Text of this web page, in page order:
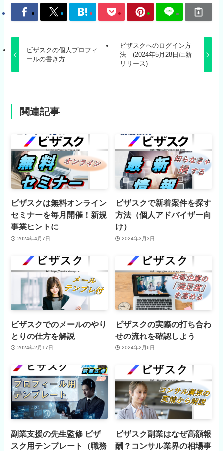
ビザスクの個人プロフィ
ールの書き方
ビザスクへのログイン方
法 (2024年5月28日に新
リリース)
関連記事
ビザスクは無料オンライン
セミナーを毎月開催！新規
事業ヒントに
2024年4月7日
ビザスクで新着案件を探す
方法（個人アドバイザー向
け）
2024年3月3日
ビザスクでのメールのやり
とりの仕方を解説
2024年2月17日
ビザスクの実際の打ち合わ
せの流れを確認しよう
2024年2月6日
副業支援の先生監修 ビザ
スク用テンプレート（職務
ビザスク副業はなぜ高額報
酬？コンサル業界の相場事